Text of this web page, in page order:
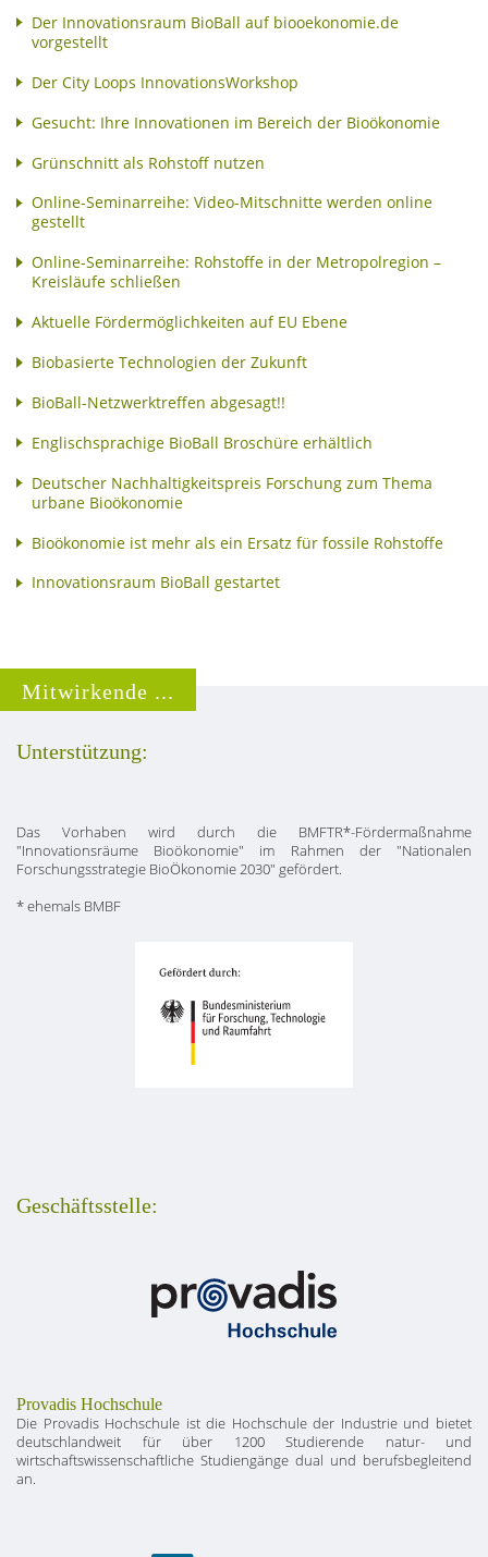
Der Innovationsraum BioBall auf biooekonomie.de
vorgestellt
Der City Loops InnovationsWorkshop
Gesucht: Ihre Innovationen im Bereich der Bioökonomie
Grünschnitt als Rohstoff nutzen
Online-Seminarreihe: Video-Mitschnitte werden online
gestellt
Online-Seminarreihe: Rohstoffe in der Metropolregion –
Kreisläufe schließen
Aktuelle Fördermöglichkeiten auf EU Ebene
Biobasierte Technologien der Zukunft
BioBall-Netzwerktreffen abgesagt!!
Englischsprachige BioBall Broschüre erhältlich
Deutscher Nachhaltigkeitspreis Forschung zum Thema
urbane Bioökonomie
Bioökonomie ist mehr als ein Ersatz für fossile Rohstoffe
Innovationsraum BioBall gestartet
Mitwirkende ...
Unterstützung:
Das Vorhaben wird durch die BMFTR*-Fördermaßnahme
"Innovationsräume Bioökonomie" im Rahmen der "Nationalen
Forschungsstrategie BioÖkonomie 2030" gefördert.
* ehemals BMBF
Geschäftsstelle:
Provadis Hochschule
Die Provadis Hochschule ist die Hochschule der Industrie und bietet
deutschlandweit für über 1200 Studierende natur- und
wirtschaftswissenschaftliche Studiengänge dual und berufsbegleitend
an.